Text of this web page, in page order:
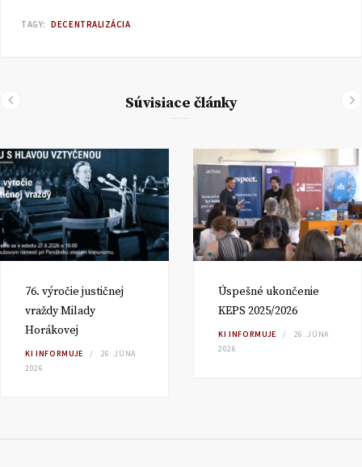
TAGY: DECENTRALIZÁCIA
Súvisiace články
76. výročie justičnej
vraždy Milady
Horákovej
KI INFORMUJE
26. JÚNA
2026
Úspešné ukončenie
KEPS 2025/2026
KI INFORMUJE
26. JÚNA
2026